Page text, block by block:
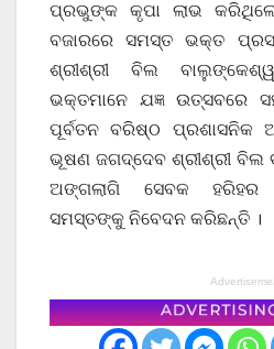
ପ୍ରଭୁଙ୍କ କୃପା ଲାଭ
ବଜାରରେ ସମସ୍ତ ଭକ୍ତ
ଶ୍ରୀଶ୍ରୀ ବିଲ
ଭକ୍ତମାନେ ଯଜ୍ଞ ଉତ୍ସବରେ
ପୂର୍ବତନ ବରିଷ୍ଠ ପ୍ରଶାସନିକ
ଭୂଷଣ ଜଗଦ୍ଦେବ ଶ୍ରୀଶ୍ରୀ
ଅଙ୍ଗଲାଗି ସେବକ ହରିହର
ସମସ୍ତଙ୍କୁ ନିବେଦନ କରିଛନ୍ତି ।